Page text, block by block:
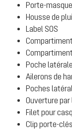
Porte-
Housse de
Label SOS
Poche
Ailerons de
Poches
Ouverture
Filet pour
Clip porte-clés